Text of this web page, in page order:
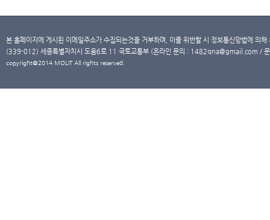
본 홈페이지에 게시된 이메일주소가 수집되는것을 거부하며, 이를 위반할 시 정보통신망법에 의
(339-012) 세종특별자치시 도움6로 11 국토교통부 (온라인 문의 : 1482qna@gmail.com /
copyright@2014 MOLIT All rights reserved.